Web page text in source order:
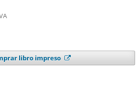
libro impreso